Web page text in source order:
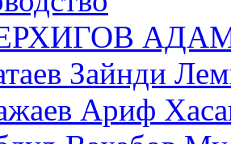
Зайнди
Ариф